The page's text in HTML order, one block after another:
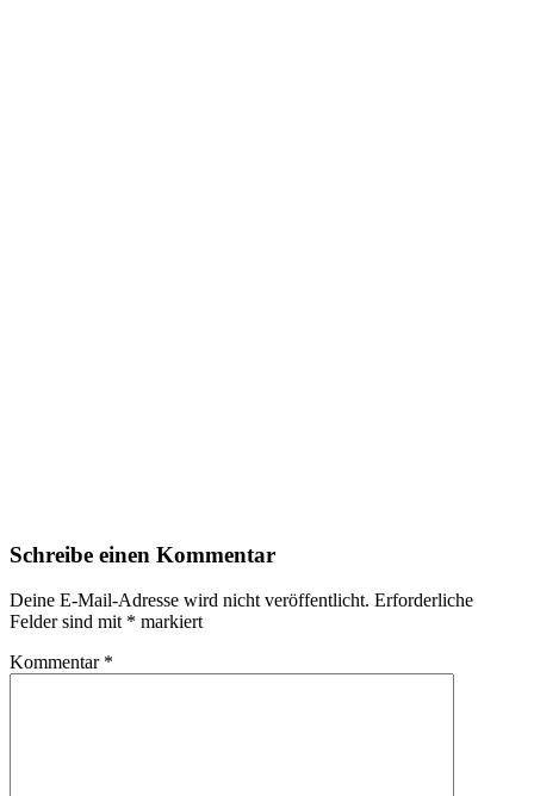
Schreibe einen Kommentar
Deine E-Mail-Adresse wird nicht veröffentlicht. Erforderliche
Felder sind mit * markiert
Kommentar *